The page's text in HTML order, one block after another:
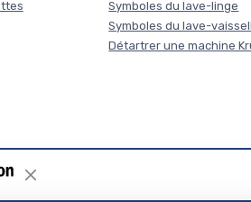
Symboles du lave-linge
Symboles du lave-
Détartrer une machine
vraiment